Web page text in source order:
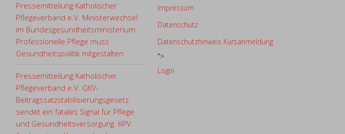
Pressemitteilung Katholischer
Pflegeverband e.V. Ministerwechsel
im Bundesgesundheitsministerium:
Professionelle Pflege muss
Gesundheitspolitik mitgestalten
Pressemitteilung Katholischer
Pflegeverband e.V. GKV-
Beitragssatzstabilisierungsgesetz
sendet ein fatales Signal für Pflege
und Gesundheitsversorgung KPV
Impressum
Datenschutz
Datenschutzhinweis Kursanmeldung
">
Login